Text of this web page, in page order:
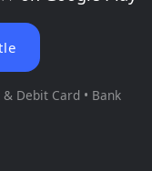
& Debit Card • Bank